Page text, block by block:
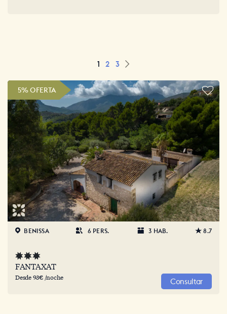
1 2 3
5% OFERTA
BENISSA 6 PERS. 3 HAB. 8.7
FANTAXAT
Desde 93€ /noche Consultar